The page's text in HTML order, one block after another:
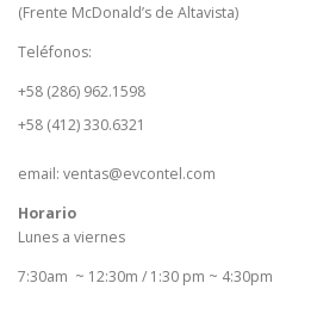
(Frente McDonald’s de Altavista)
Teléfonos:
+58 (286) 962.1598
+58 (412) 330.6321
email: ventas@evcontel.com
Horario
Lunes a viernes
7:30am ~ 12:30m / 1:30 pm ~ 4:30pm